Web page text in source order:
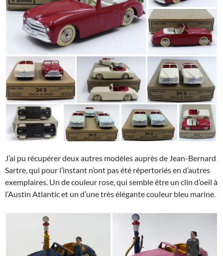
J’ai pu récupérer deux autres modèles auprès de Jean-Bernard
Sartre, qui pour l’instant n’ont pas été répertoriés en d’autres
exemplaires. Un de couleur rose, qui semble être un clin d’oeil à
l’Austin Atlantic et un d’une très élégante couleur bleu marine.